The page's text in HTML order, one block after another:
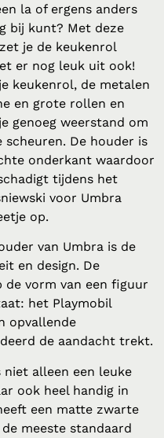
la of ergens anders
bij kunt? Met deze
je de keukenrol
er nog leuk uit ook!
keukenrol, de metalen
en grote rollen en
genoeg weerstand om
scheuren. De houder is
onderkant waardoor
tijdens het
voor Umbra
op.
van Umbra is de
en design. De
de vorm van een figuur
het Playmobil
opvallende
de aandacht trekt.
niet alleen een leuke
ook heel handig in
een matte zwarte
meeste standaard